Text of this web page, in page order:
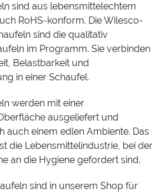
sind aus lebensmittelechtem
RoHS-konform. Die Wilesco-
sind die qualitativ
im Programm. Sie verbinden
Belastbarkeit und
in einer Schaufel.
werden mit einer
ausgeliefert und
auch einem edlen Ambiente. Das
die Lebensmittelindustrie, bei der
an die Hygiene gefordert sind.
sind in unserem Shop für